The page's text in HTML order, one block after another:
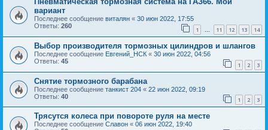
вариант
Последнее сообщение виталян « 30 июн 2022, 17:55
Ответы: 260 1 … 11 12 13 14
Выбор производителя тормозных цилиндров и шлангов
Последнее сообщение Евгений_НСК « 30 июн 2022, 04:56
Ответы: 45 1 2 3
Снятие тормозного барабана
Последнее сообщение танкист 204 « 22 июн 2022, 09:19
Ответы: 40 1 2 3
Трясутся колеса при повороте руля на месте
Последнее сообщение Славон « 06 июн 2022, 19:40